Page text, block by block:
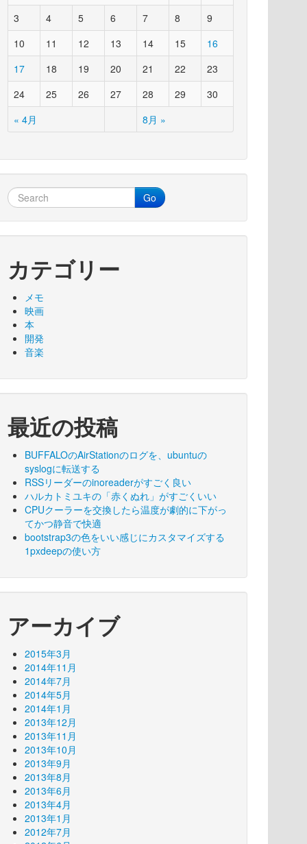
« 4月 8月 »
3
4 5 6 7 8
9
10
11 12 13 14 15
16
17
18 19 20 21 22
23
24
25 26 27 28 29 30
Go
カテゴリー
メモ
映画
本
開発
音楽
最近の投稿
BUFFALOのAirStationのログを、ubuntuの
syslogに転送する
RSSリーダーのinoreaderがすごく良い
ハルカトミユキの「赤くぬれ」がすごくいい
CPUクーラーを交換したら温度が劇的に下がっ
てかつ静音で快適
bootstrap3の色をいい感じにカスタマイズする
1pxdeepの使い方
アーカイブ
2015年3月
2014年11月
2014年7月
2014年5月
2014年1月
2013年12月
2013年11月
2013年10月
2013年9月
2013年8月
2013年6月
2013年4月
2013年1月
2012年7月